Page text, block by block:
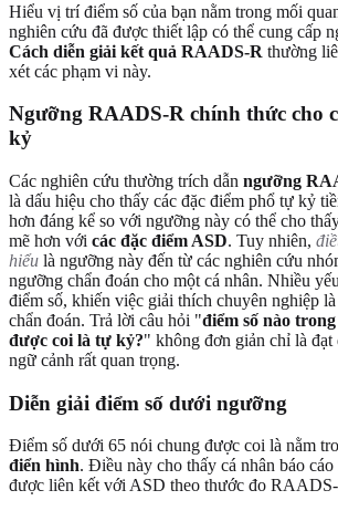
Hiểu vị trí điểm số của bạn nằm trong mối
nghiên cứu đã được thiết lập có thể cung cấp
Cách diễn giải kết quả RAADS-R thường
xét các phạm vi này.
Ngưỡng RAADS-R chính thức cho
kỷ
Các nghiên cứu thường trích dẫn ngưỡng
là dấu hiệu cho thấy các đặc điểm phổ tự kỷ
hơn đáng kể so với ngưỡng này có thể cho
mẽ hơn với các đặc điểm ASD. Tuy nhiên,
hiểu là ngưỡng này đến từ các nghiên cứu
ngưỡng chẩn đoán cho một cá nhân. Nhiều
điểm số, khiến việc giải thích chuyên nghiệp
chẩn đoán. Trả lời câu hỏi "điểm số nào
được coi là tự kỷ?" không đơn giản chỉ là đạt
ngữ cảnh rất quan trọng.
Diễn giải điểm số dưới ngưỡng
Điểm số dưới 65 nói chung được coi là nằm
điển hình. Điều này cho thấy cá nhân báo
được liên kết với ASD theo thước đo